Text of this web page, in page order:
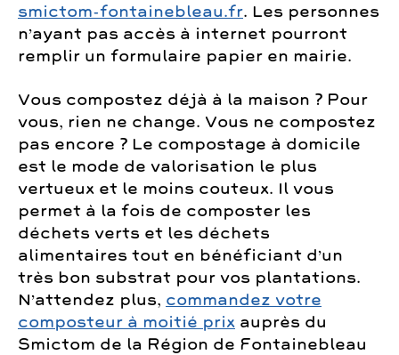
smictom-fontainebleau.fr. Les personnes
n’ayant pas accès à internet pourront
remplir un formulaire papier en mairie.
Vous compostez déjà à la maison ? Pour
vous, rien ne change. Vous ne compostez
pas encore ? Le compostage à domicile
est le mode de valorisation le plus
vertueux et le moins couteux. Il vous
permet à la fois de composter les
déchets verts et les déchets
alimentaires tout en bénéficiant d’un
très bon substrat pour vos plantations.
N’attendez plus, commandez votre
composteur à moitié prix auprès du
Smictom de la Région de Fontainebleau